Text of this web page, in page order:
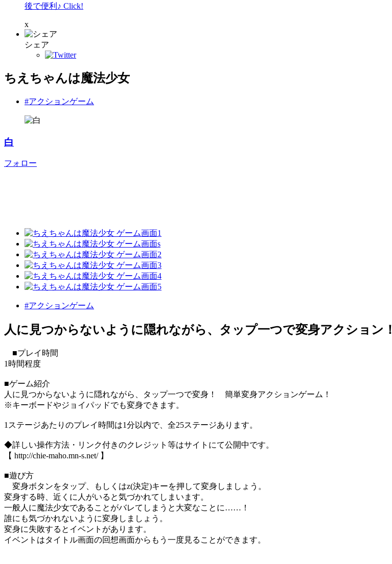
後で便利♪ Click!
x
シェア
ちえちゃんは魔法少女
#アクションゲーム
白
フォロー
#アクションゲーム
人に見つからないように隠れながら、タップ一つで変身アクション！
■プレイ時間
1時間程度
■ゲーム紹介
人に見つからないように隠れながら、タップ一つで変身！ 簡単変身アクションゲーム！
※キーボードやジョイパッドでも変身できます。
1ステージあたりのプレイ時間は1分以内で、全25ステージあります。
◆詳しい操作方法・リンク付きのクレジット等はサイトにて公開中です。
【 http://chie-maho.mn-s.net/ 】
■遊び方
変身ボタンをタップ、もしくはz(決定)キーを押して変身しましょう。
変身する時、近くに人がいると気づかれてしまいます。
一般人に魔法少女であることがバレてしまうと大変なことに……！
誰にも気づかれないように変身しましょう。
変身に失敗するとイベントがあります。
イベントはタイトル画面の回想画面からもう一度見ることができます。